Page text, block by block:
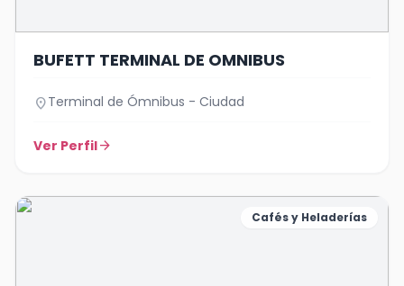
BUFETT TERMINAL DE OMNIBUS
location_onTerminal de Ómnibus - Ciudad
Ver Perfilarrow_forward
Cafés y Heladerías